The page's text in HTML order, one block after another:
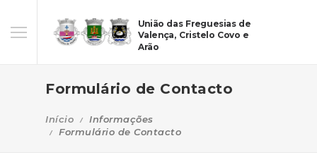
União das Freguesias de
Valença, Cristelo Covo e
Arão
Formulário de Contacto
Início
Informações
Formulário de Contacto